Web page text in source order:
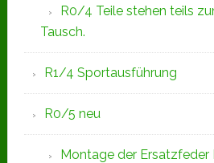
R0/4 Teile stehen teils
Tausch.
R1/4 Sportausführung
R0/5 neu
Montage der Ersatzfeder